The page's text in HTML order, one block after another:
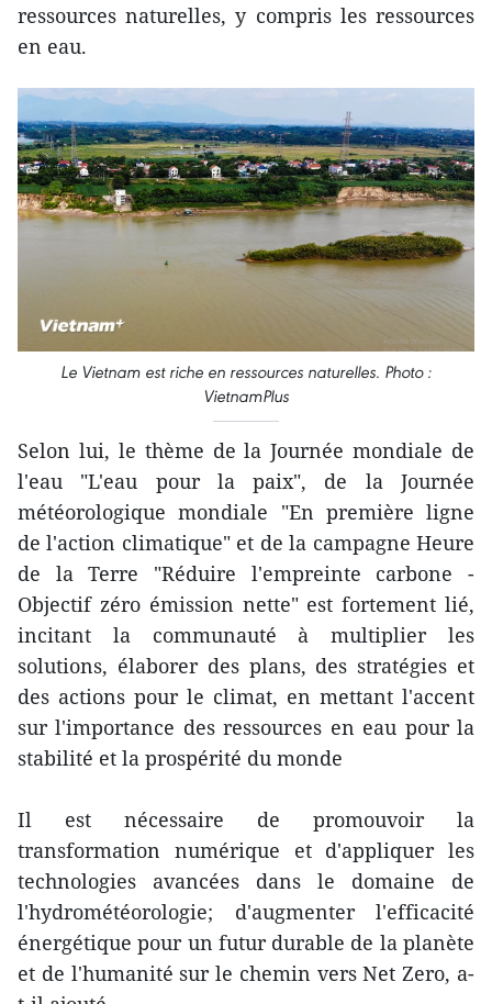
ressources naturelles, y compris les ressources
en eau.
Le Vietnam est riche en ressources naturelles. Photo :
VietnamPlus
Selon lui, le thème de la Journée mondiale de
l'eau "L'eau pour la paix", de la Journée
météorologique mondiale "En première ligne
de l'action climatique" et de la campagne Heure
de la Terre "Réduire l'empreinte carbone -
Objectif zéro émission nette" est fortement lié,
incitant la communauté à multiplier les
solutions, élaborer des plans, des stratégies et
des actions pour le climat, en mettant l'accent
sur l'importance des ressources en eau pour la
stabilité et la prospérité du monde
Il est nécessaire de promouvoir la
transformation numérique et d'appliquer les
technologies avancées dans le domaine de
l'hydrométéorologie; d'augmenter l'efficacité
énergétique pour un futur durable de la planète
et de l'humanité sur le chemin vers Net Zero, a-